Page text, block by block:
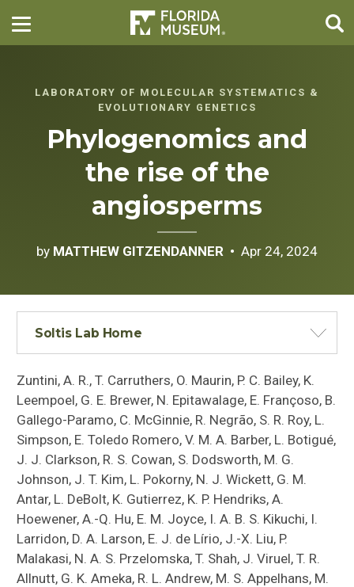
LABORATORY OF MOLECULAR SYSTEMATICS &
EVOLUTIONARY GENETICS
Phylogenomics and
the rise of the
angiosperms
by MATTHEW GITZENDANNER Apr 24, 2024
Soltis Lab Home
Zuntini, A. R., T. Carruthers, O. Maurin, P. C. Bailey, K.
Leempoel, G. E. Brewer, N. Epitawalage, E. Françoso, B.
Gallego-Paramo, C. McGinnie, R. Negrão, S. R. Roy, L.
Simpson, E. Toledo Romero, V. M. A. Barber, L. Botigué,
J. J. Clarkson, R. S. Cowan, S. Dodsworth, M. G.
Johnson, J. T. Kim, L. Pokorny, N. J. Wickett, G. M.
Antar, L. DeBolt, K. Gutierrez, K. P. Hendriks, A.
Hoewener, A.-Q. Hu, E. M. Joyce, I. A. B. S. Kikuchi, I.
Larridon, D. A. Larson, E. J. de Lírio, J.-X. Liu, P.
Malakasi, N. A. S. Przelomska, T. Shah, J. Viruel, T. R.
Allnutt, G. K. Ameka, R. L. Andrew, M. S. Appelhans, M.